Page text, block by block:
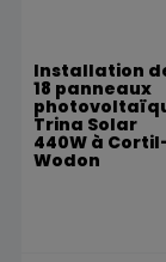
Installation
18 panneaux
Trina Solar
440W à
Wodon